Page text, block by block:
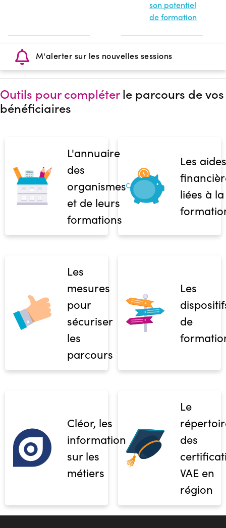
son potentiel
de formation
M'alerter sur les nouvelles sessions
Outils pour compléterle parcours de vos
bénéficiaires
L'annuaire
des
organismes
et de leurs
formations
Les aides
liées à la
Les
mesures
pour
sécuriser
les
parcours
Les
de
Cléor, les
informations
sur les
métiers
Le
des
VAE en
région